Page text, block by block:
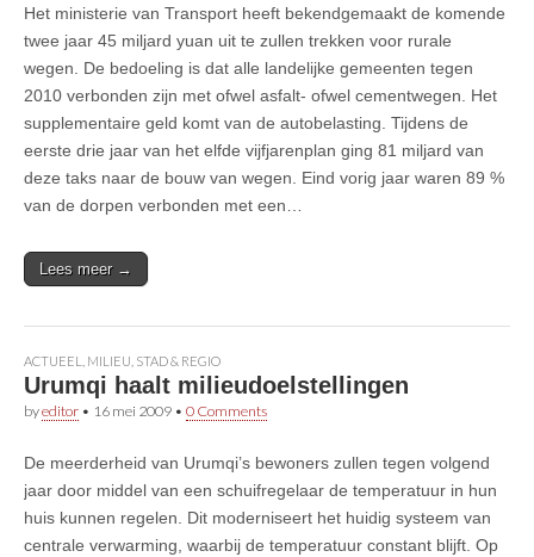
Het ministerie van Transport heeft bekendgemaakt de komende
twee jaar 45 miljard yuan uit te zullen trekken voor rurale
wegen. De bedoeling is dat alle landelijke gemeenten tegen
2010 verbonden zijn met ofwel asfalt- ofwel cementwegen. Het
supplementaire geld komt van de autobelasting. Tijdens de
eerste drie jaar van het elfde vijfjarenplan ging 81 miljard van
deze taks naar de bouw van wegen. Eind vorig jaar waren 89 %
van de dorpen verbonden met een…
Lees meer →
ACTUEEL MILIEU STAD & REGIO
Urumqi haalt milieudoelstellingen
byeditor • 16 mei 2009 • 0 Comments
De meerderheid van Urumqi’s bewoners zullen tegen volgend
jaar door middel van een schuifregelaar de temperatuur in hun
huis kunnen regelen. Dit moderniseert het huidig systeem van
centrale verwarming, waarbij de temperatuur constant blijft. Op